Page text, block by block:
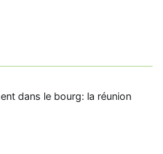
dans le bourg: la réunion